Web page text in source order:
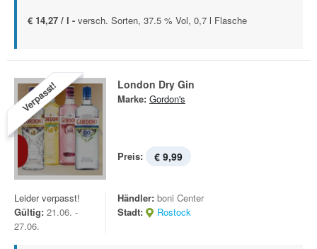
€ 14,27 / l - versch. Sorten, 37.5 % Vol, 0,7 l Flasche
Verpasst! London Dry Gin
Marke: Gordon's
Preis: € 9,99
Leider verpasst!
Gültig: 21.06. -
27.06.
Händler: boni Center
Stadt:
Rostock